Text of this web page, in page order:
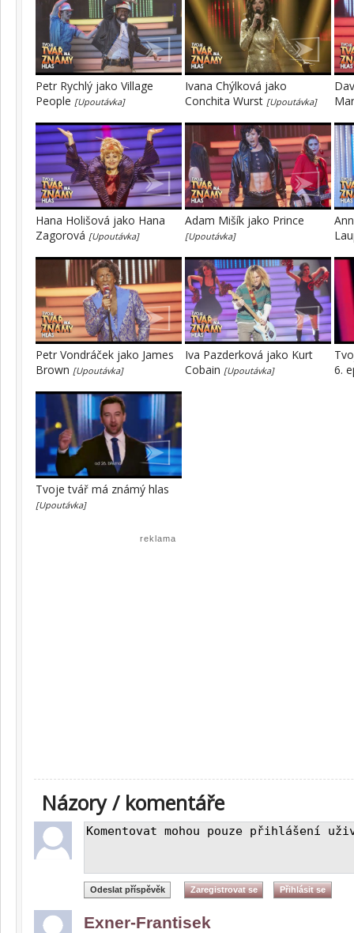
Petr Rychlý jako Village
People [Upoutávka]
Ivana Chýlková jako
Conchita Wurst [Upoutávka]
Hana Holišová jako Hana
Zagorová [Upoutávka]
Adam Mišík jako Prince
[Upoutávka]
Petr Vondráček jako James
Brown [Upoutávka]
Iva Pazderková jako Kurt
Cobain [Upoutávka]
6.
Tvoje tvář má známý hlas
[Upoutávka]
reklama
Názory / komentáře
Exner-Frantisek